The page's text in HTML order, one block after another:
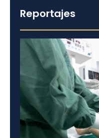
Reportajes